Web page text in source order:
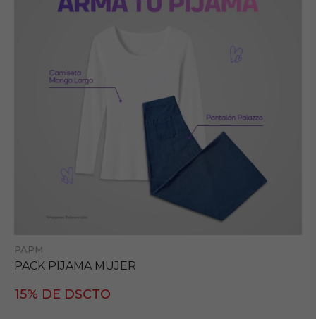
PAPM
PACK PIJAMA MUJER
15% DE DSCTO